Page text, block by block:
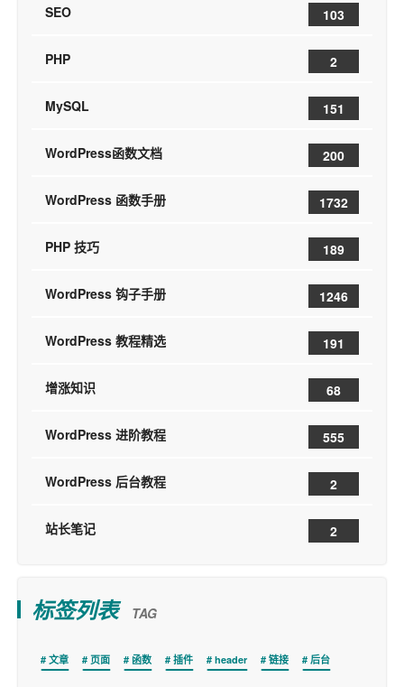
SEO 103
PHP 2
MySQL 151
WordPress函数文档 200
WordPress 函数手册 1732
PHP 技巧 189
WordPress 钩子手册 1246
WordPress 教程精选 191
增涨知识 68
WordPress 进阶教程 555
WordPress 后台教程 2
站长笔记 2
标签列表 TAG
文章 页面 函数 插件 header 链接 后台